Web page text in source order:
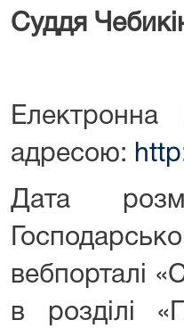
Суддя
адресою:
Дата
вебпорталі
в розділі